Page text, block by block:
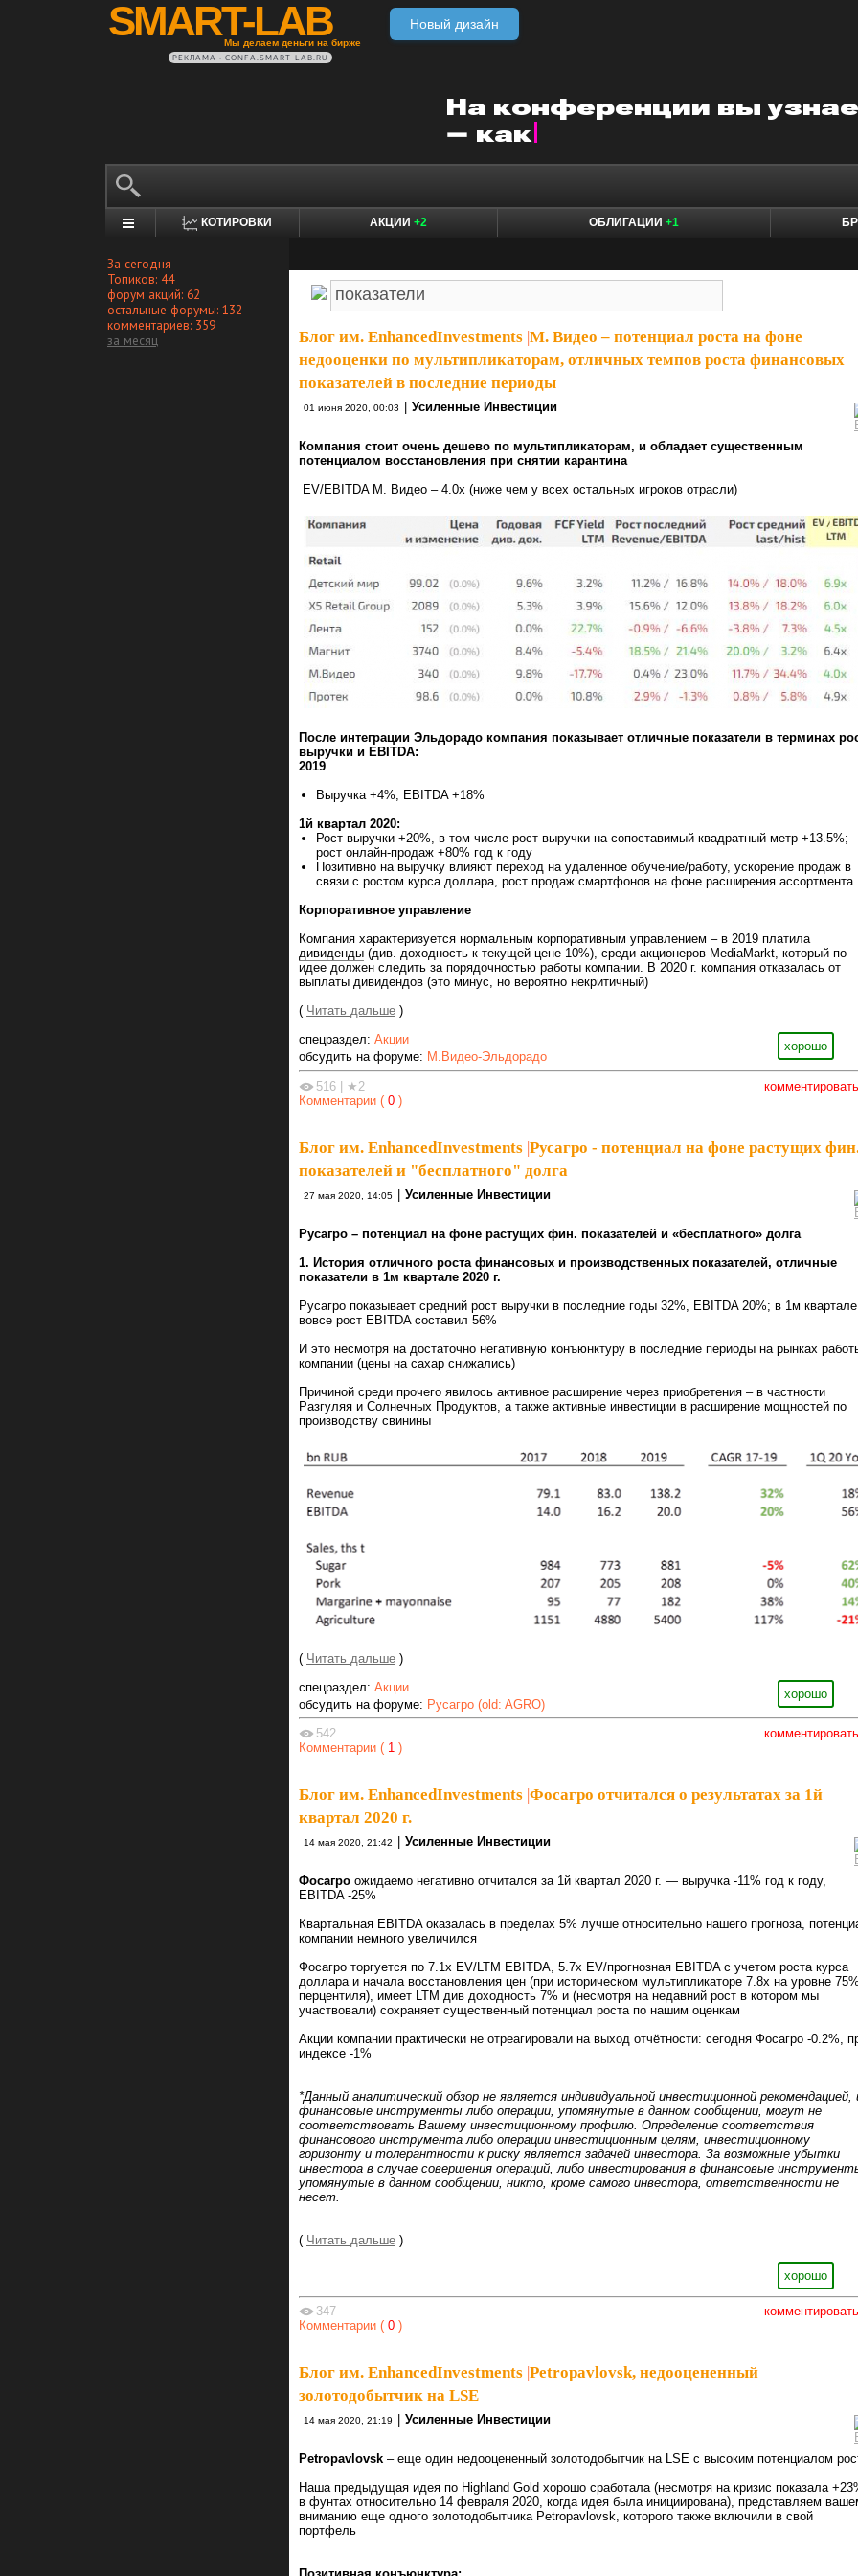
SMART-LAB
Мы делаем деньги на бирже
Новый дизайн
РЕКЛАМА • CONFA.SMART-LAB.RU
КОТИРОВКИ АКЦИИ +2 ОБЛИГАЦИИ +1
За сегодня
Топиков: 44
форум акций: 62
остальные форумы: 132
комментариев: 359
за месяц
Блог им. EnhancedInvestments М. Видео – потенциал роста на фоне
недооценки по мультипликаторам, отличных темпов роста финансовых
показателей в последние периоды
01 июня 2020, 00:03 Усиленные Инвестиции
Компания стоит очень дешево по мультипликаторам, и обладает существенным
потенциалом восстановления при снятии карантина
EV/EBITDA М. Видео – 4.0x (ниже чем у всех остальных игроков отрасли)
После интеграции Эльдорадо компания показывает отличные показатели в терминах
выручки и EBITDA:
2019
Выручка +4%, EBITDA +18%
1й квартал 2020:
Рост выручки +20%, в том числе рост выручки на сопоставимый квадратный метр +13.5%;
рост онлайн-продаж +80% год к году
Позитивно на выручку влияют переход на удаленное обучение/работу, ускорение продаж в
связи с ростом курса доллара, рост продаж смартфонов на фоне расширения ассортмента
Корпоративное управление
Компания характеризуется нормальным корпоративным управлением – в 2019 платила
дивиденды (див. доходность к текущей цене 10%), среди акционеров MediaMarkt, который по
идее должен следить за порядочностью работы компании. В 2020 г. компания отказалась от
выплаты дивидендов (это минус, но вероятно некритичный)
( Читать дальше )
хорошо
спецраздел: Акции
обсудить на форуме: М.Видео-Эльдорадо
комментировать
516 | ★2
Комментарии ( 0 )
Блог им. EnhancedInvestments |Русагро - потенциал на фоне растущих
показателей и "бесплатного" долга
27 мая 2020, 14:05 | Усиленные Инвестиции
Русагро – потенциал на фоне растущих фин. показателей и «бесплатного» долга
1. История отличного роста финансовых и производственных показателей, отличные
показатели в 1м квартале 2020 г.
Русагро показывает средний рост выручки в последние годы 32%, EBITDA 20%; в 1м
вовсе рост EBITDA составил 56%
И это несмотря на достаточно негативную конъюнктуру в последние периоды на рынках
компании (цены на сахар снижались)
Причиной среди прочего явилось активное расширение через приобретения – в частности
Разгуляя и Солнечных Продуктов, а также активные инвестиции в расширение мощностей по
производству свинины
( Читать дальше )
хорошо
спецраздел: Акции
обсудить на форуме: Русагро (old: AGRO)
комментировать
542
Комментарии ( 1 )
Блог им. EnhancedInvestments |Фосагро отчитался о результатах за 1й
квартал 2020 г.
14 мая 2020, 21:42 Усиленные Инвестиции
Фосагро ожидаемо негативно отчитался за 1й квартал 2020 г. — выручка -11% год к году,
EBITDA -25%
Квартальная EBITDA оказалась в пределах 5% лучше относительно нашего прогноза,
компании немного увеличился
Фосагро торгуется по 7.1x EV/LTM EBITDA, 5.7x EV/прогнозная EBITDA с учетом роста курса
доллара и начала восстановления цен (при историческом мультипликаторе 7.8x на уровне 75%
перцентиля), имеет LTM див доходность 7% и (несмотря на недавний рост в котором мы
участвовали) сохраняет существенный потенциал роста по нашим оценкам
Акции компании практически не отреагировали на выход отчётности: сегодня Фосагро -0.2%,
индексе -1%
*Данный аналитический обзор не является индивидуальной инвестиционной рекомендацией,
финансовые инструменты либо операции, упомянутые в данном сообщении, могут не
соответствовать Вашему инвестиционному профилю. Определение соответствия
финансового инструмента либо операции инвестиционным целям, инвестиционному
горизонту и толерантности к риску является задачей инвестора. За возможные убытки
инвестора в случае совершения операций, либо инвестирования в финансовые
упомянутые в данном сообщении, никто, кроме самого инвестора, ответственности не
несет.
( Читать дальше )
хорошо
комментировать
347
Комментарии ( 0 )
Блог им. EnhancedInvestments Petropavlovsk, недооцененный
золотодобытчик на LSE
14 мая 2020, 21:19 Усиленные Инвестиции
Petropavlovsk – еще один недооцененный золотодобытчик на LSE с высоким потенциалом
Наша предыдущая идея по Highland Gold хорошо сработала (несмотря на кризис показала
в фунтах относительно 14 февраля 2020, когда идея была инициирована), представляем
вниманию еще одного золотодобытчика Petropavlovsk, которого также включили в свой
портфель